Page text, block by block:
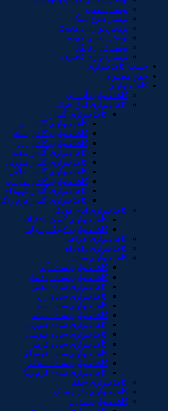
پوستر سقفی
پوستر طرح سنگ
پوستردیواری داماسک
پوستردیواری چهره
پوستردیواری گل
پوستردیواری گچبری
چسب کاغذ دیواری
چمن مصنوعی
کاغذ دیواری
کاغذ دیواری آینه ای
کاغذ دیواری اتاق خواب
کاغذ دیواری گلدار
کاغذ دیواری گلدار آبی
کاغذ دیواری گلدار بنفش
کاغذ دیواری گلدار زرد
کاغذ دیواری گلدار سفید
کاغذ دیواری گلدار صورتی
کاغذ دیواری گلدار طلایی
کاغذ دیواری گلدار طوسی
کاغذ دیواری گلدار قهوه ای
کاغذ دیواری گلدار کرم رنگ
کاغذ دیواری اتاق کودک
کاغذ دیواری کودک دخترانه
کاغذ دیواری کودک پسرانه
کاغذ دیواری حراجی
کاغذ دیواری راه راه
کاغذ دیواری ساده
کاغذ دیواری ساده آبی
کاغذ دیواری ساده بافتدار
کاغذ دیواری ساده بنفش
کاغذ دیواری ساده زرد
کاغذ دیواری ساده سبز
کاغذ دیواری ساده سفید
کاغذ دیواری ساده صورتی
کاغذ دیواری ساده طوسی
کاغذ دیواری ساده قرمز
کاغذ دیواری ساده قهوه ای
کاغذ دیواری ساده مشکی
کاغذ دیواری ساده کرم رنگ
کاغذ دیواری سقفی
کاغذ دیواری طرح سنگ
کاغذ دیواری مدرن